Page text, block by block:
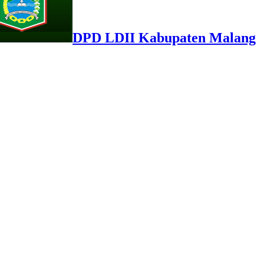
DPD LDII Kabupaten Malang